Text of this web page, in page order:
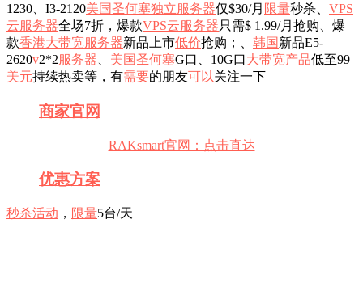
1230、I3-2120美国圣何塞独立服务器仅$30/月 限量秒杀、 VPS
云服务器全场7折，爆款VPS云服务器只需$ 1.99/月抢购、爆
款香港大带宽服务器新品上市低价抢购；、 韩国 新品E5-
2620v2*2服务器 美国圣何塞G口、10G口大带宽产品低至99
美元持续热卖等，有需要的朋友可以关注一下
商家官网
RAKsmart官网：点击直达
优惠方案
秒杀活动 ， 限量5台/天